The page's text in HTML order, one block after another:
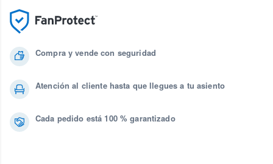
Compra y vende con seguridad
Atención al cliente hasta que llegues a tu asiento
Cada pedido está 100 % garantizado